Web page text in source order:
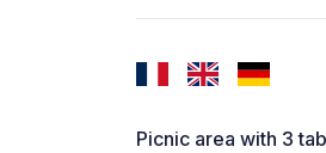
Picnic area with 3